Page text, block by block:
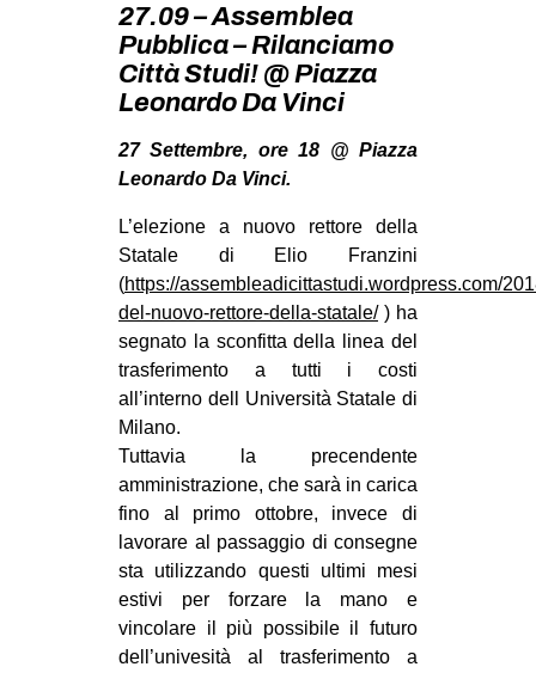
STUDENTI TSUNAMI
ZAM
MILANO
MOBILITAZIONI
SPAZI
SPORT POPOLARE
MOVIMENTI
AMBIENTE
DIRITTO ALL’ABITARE
MIGRAZIONI
PRECARIATO
REPRESSIONE
STUDENTI
CULTURE
27.09 – Assemblea
Pubblica – Rilanciamo
Città Studi! @ Piazza
Leonardo Da Vinci
27 Settembre, ore 18 @ Piazza
Leonardo Da Vinci.
L’elezione a nuovo rettore della
Statale di Elio Franzini
(https://assembleadicittastudi.wordpress.com/
del-nuovo-rettore-della-statale/) ha
segnato la sconfitta della linea del
trasferimento a tutti i costi
all’interno dell Università Statale di
Milano.
Tuttavia la precendente
amministrazione, che sarà in carica
fino al primo ottobre, invece di
lavorare al passaggio di consegne
sta utilizzando questi ultimi mesi
estivi per forzare la mano e
vincolare il più possibile il futuro
dell’univesità al trasferimento a